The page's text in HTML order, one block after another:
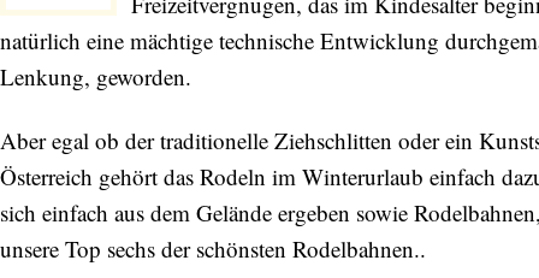
natürlich eine mächtige technische Entwicklung
Lenkung, geworden.
Aber egal ob der traditionelle Ziehschlitten oder ein
Österreich gehört das Rodeln im Winterurlaub einfach
sich einfach aus dem Gelände ergeben sowie
unsere Top sechs der schönsten Rodelbahnen..